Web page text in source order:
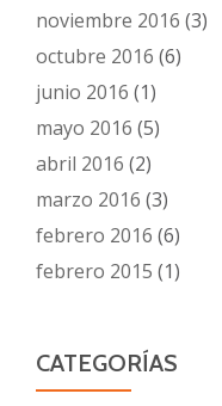
noviembre 2016 (3)
octubre 2016 (6)
junio 2016 (1)
mayo 2016 (5)
abril 2016 (2)
marzo 2016 (3)
febrero 2016 (6)
febrero 2015 (1)
CATEGORÍAS